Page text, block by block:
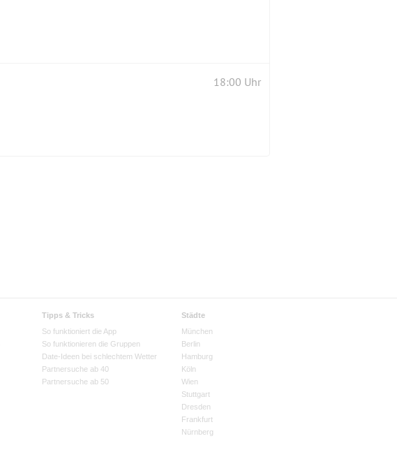
18:00 Uhr
Tipps & Tricks
So funktioniert die App
So funktionieren die Gruppen
Date-Ideen bei schlechtem Wetter
Partnersuche ab 40
Partnersuche ab 50
Städte
München
Berlin
Hamburg
Köln
Wien
Stuttgart
Dresden
Frankfurt
Nürnberg